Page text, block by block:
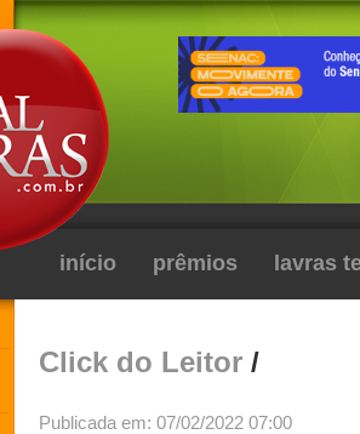
início prêmios lavras
Click do Leitor /
Publicada em: 07/02/2022 07:00